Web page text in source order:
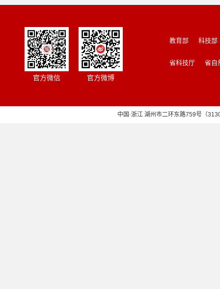
官方微信 官方微博
教育部 科技部
省科技厅 省自
中国·浙江 湖州市二环东路759号（